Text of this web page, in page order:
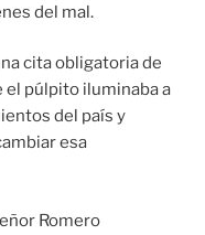
del mal.
cita obligatoria de
el púlpito iluminaba a
del país y
esa
Romero